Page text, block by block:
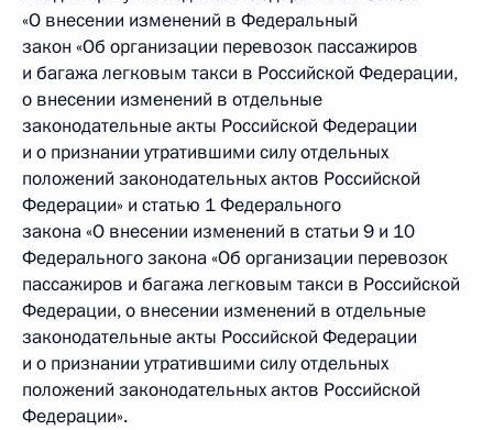
«О внесении изменений в Федеральный
закон «Об организации перевозок пассажиров
и багажа легковым такси в Российской Федерации,
о внесении изменений в отдельные
законодательные акты Российской Федерации
и о признании утратившими силу отдельных
положений законодательных актов Российской
Федерации» и статью 1 Федерального
закона «О внесении изменений в статьи 9 и 10
Федерального закона «Об организации перевозок
пассажиров и багажа легковым такси в Российской
Федерации, о внесении изменений в отдельные
законодательные акты Российской Федерации
и о признании утратившими силу отдельных
положений законодательных актов Российской
Федерации».